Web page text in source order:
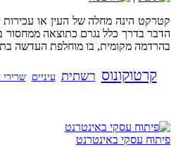
קטרקט הינה מחלה של העין או עכירות
הדבר בדרך כלל נגרם כתוצאה ממחסור
בהרדמה מקומית, בו מוחלפת העדשה
קרטוקונוס רשתית עיניים שרירי
פיתוח עסקי באינטרנט